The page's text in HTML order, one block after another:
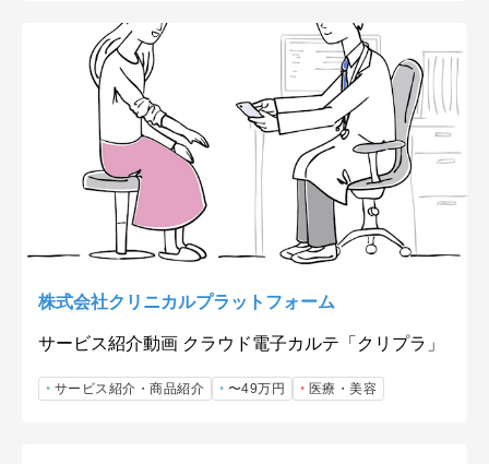
株式会社クリニカルプラットフォーム
サービス紹介動画 クラウド電子カルテ「クリプラ」
サービス紹介・商品紹介 〜49万円 医療・美容